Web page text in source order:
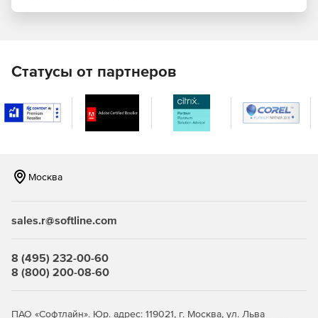
электронной почты, Clearswift SECURE Email Gateway
определенному содержимому внутри письма. Например,
встречаются некоторые ключевые слова и фразы,
определенные как конфиденциальные. Кроме того,
шифрование может включаться при наличии в письме
информация личного характера). Средства шифрования
отправки сообщений адресатам без использования
ключей или сертификатов PGP или S/MIME.
Защита от спама
99% спама с чрезвычайно низким уровнем ложных
Статусы от партнеров
Москва
sales.r@softline.com
8 (495) 232-00-60
8 (800) 200-08-60
ПАО «Софтлайн». Юр. адрес: 119021, г. Москва, ул. Льва